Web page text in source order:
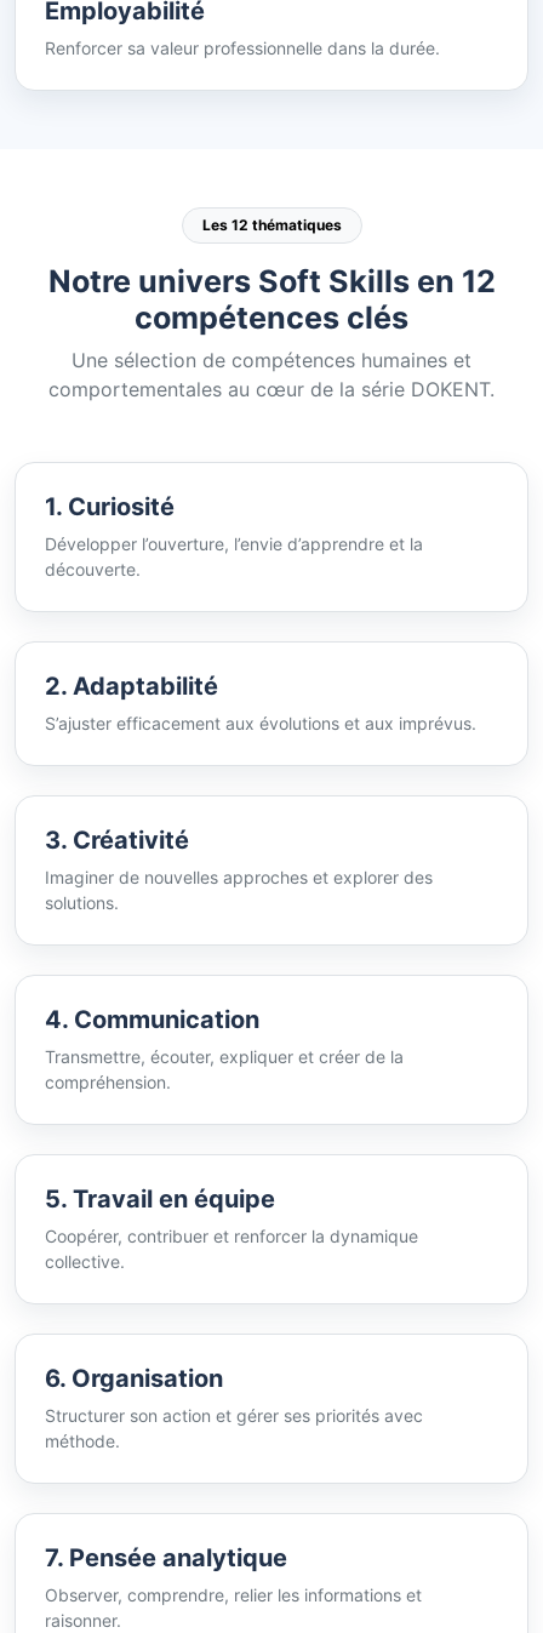
Employabilité
Renforcer sa valeur professionnelle dans la durée.
Les 12 thématiques
Notre univers Soft Skills en 12
compétences clés
Une sélection de compétences humaines et
comportementales au cœur de la série DOKENT.
1. Curiosité
Développer l’ouverture, l’envie d’apprendre et la
découverte.
2. Adaptabilité
S’ajuster efficacement aux évolutions et aux imprévus.
3. Créativité
Imaginer de nouvelles approches et explorer des
solutions.
4. Communication
Transmettre, écouter, expliquer et créer de la
compréhension.
5. Travail en équipe
Coopérer, contribuer et renforcer la dynamique
collective.
6. Organisation
Structurer son action et gérer ses priorités avec
méthode.
7. Pensée analytique
Observer, comprendre, relier les informations et
raisonner.